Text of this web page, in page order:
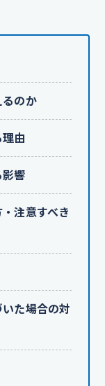
のか
由
響
注意すべき
た場合の対